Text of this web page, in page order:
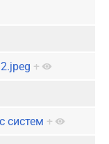
+
систем +